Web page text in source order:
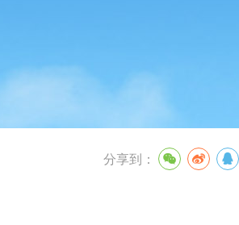
分享到：